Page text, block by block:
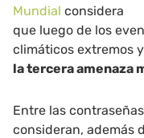
Mundial considera
que luego de los
climáticos extremos
la tercera amenaza
Entre las
consideran, además